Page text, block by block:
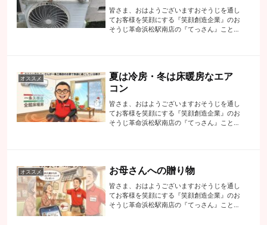
皆さま、おはようございますおそうじを通し
てお客様を笑顔にする『笑顔創造企業』のお
そうじ革命浜松駅南店の『てっさん』こと代
オススメ
夏は冷房・冬は床暖房なエア
コン
皆さま、おはようございますおそうじを通し
てお客様を笑顔にする『笑顔創造企業』のお
そうじ革命浜松駅南店の『てっさん』こと代
オススメ お母さんへの贈り物
皆さま、おはようございますおそうじを通し
てお客様を笑顔にする『笑顔創造企業』のお
そうじ革命浜松駅南店の『てっさん』こと代